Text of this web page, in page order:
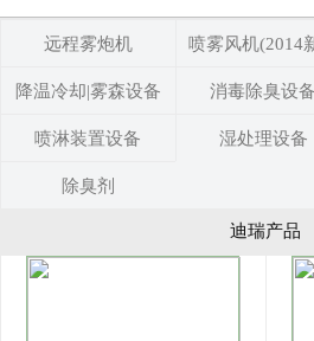
远程雾炮机 喷雾风机(2014
市)
降温冷却|雾森设备 消毒除臭设备
喷淋装置设备 湿处理设备
除臭剂
迪瑞产品